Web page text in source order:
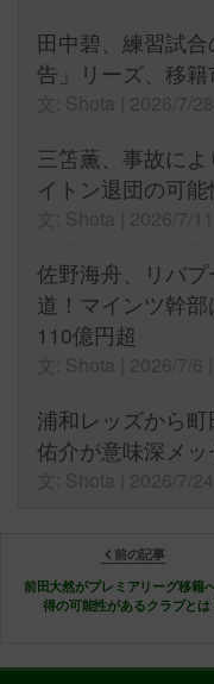
田中碧、練習試
告」リーズ、移籍
三笘薫、事故に
イトン退団の可
佐野海舟、リバ
道！マインツ幹
110億円超
浦和レッズから
佑介が意味深メッ
前の記事
前田大然がプレミアリーグ移籍
得の可能性があるクラブとは